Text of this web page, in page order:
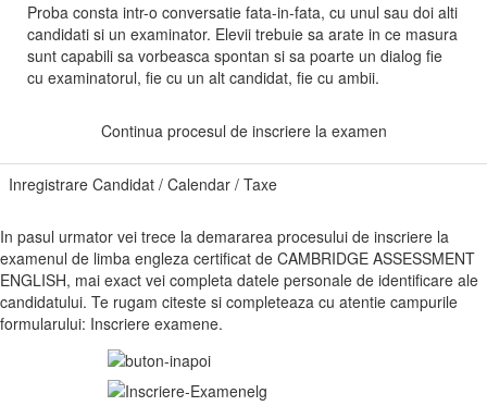
Proba consta intr-o conversatie fata-in-fata, cu unul sau doi alti
candidati si un examinator. Elevii trebuie sa arate in ce masura
sunt capabili sa vorbeasca spontan si sa poarte un dialog fie
cu examinatorul, fie cu un alt candidat, fie cu ambii.
Continua procesul de inscriere la examen
Inregistrare Candidat / Calendar / Taxe
In pasul urmator vei trece la demararea procesului de inscriere la
examenul de limba engleza certificat de CAMBRIDGE ASSESSMENT
ENGLISH, mai exact vei completa datele personale de identificare ale
candidatului. Te rugam citeste si completeaza cu atentie campurile
formularului: Inscriere examene.